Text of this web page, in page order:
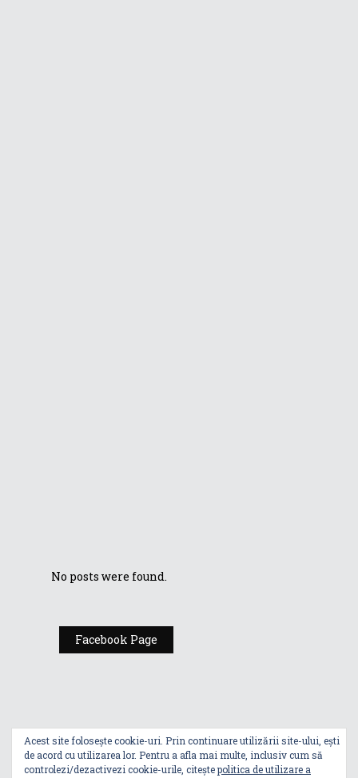
No posts were found.
Facebook Page
Acest site folosește cookie-uri. Prin continuare utilizării site-ului, ești
de acord cu utilizarea lor. Pentru a afla mai multe, inclusiv cum să
controlezi/dezactivezi cookie-urile, citeștepolitica de utilizare a